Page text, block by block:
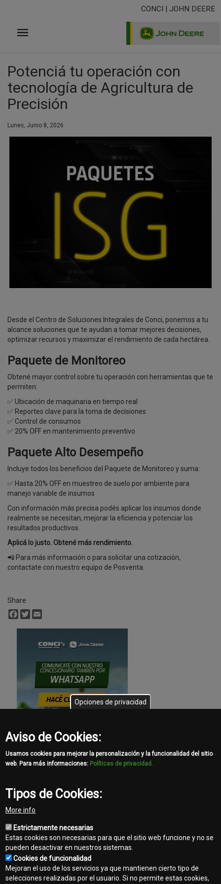
principal
CONCI | JOHN DEERE
Potenciá tu operación con
tecnología de Agricultura de
Precisión
Lunes, Junio 8, 2026
Desde el Centro de Soluciones Integrales de Conci, ponemos a tu
alcance soluciones que te ayudan a tomar mejores decisiones,
optimizar recursos y maximizar el rendimiento de cada hectárea.
Paquete de Monitoreo
Obtené mayor control sobre tu operación con herramientas que te
permiten:
✅ Ubicación de maquinaria en tiempo real
✅ Reportes clave para la toma de decisiones
✅ Control de consumos
✅ 20% OFF en mantenimiento preventivo
Paquete Alto Desempeño
Incluye todos los beneficios del Paquete de Monitoreo y suma:
✅ Hasta 20% OFF en muestreo de suelo por ambiente para
manejo variable de insumos
Con información más precisa podés aplicar los insumos donde
realmente se necesitan, mejorar la eficiencia y potenciar los
resultados productivos.
Aplicá lo justo. Obtené más rendimiento.
📲 Para más información o para solicitar una cotización,
contactate con nuestro equipo de Posventa.
Share
Facebook
Twitter
Opciones de privacidad
Aviso de Cookies:
Usamos cookies para mejorar la personalización y la funcionalidad del sitio
web. Para más informaciones: Políticas de privacidad.
Tipos de Cookies:
More info
Estrictamente necesarias
Estas cookies son necesarias para que el sitio web funcione y no se
pueden desactivar en nuestros sistemas.
Cookies de funcionalidad
Mejoran el uso de los servicios ya que mantienen cierto tipo de
selecciones realizadas por el usuario. Si no permite estas cookies,